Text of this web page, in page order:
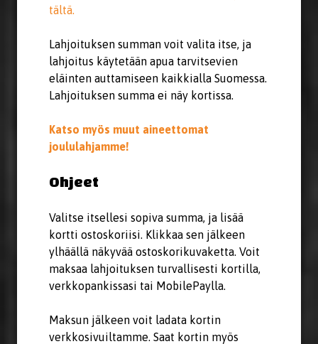
tältä.
Lahjoituksen summan voit valita itse, ja
lahjoitus käytetään apua tarvitsevien
eläinten auttamiseen kaikkialla Suomessa.
Lahjoituksen summa ei näy kortissa.
Katso myös muut aineettomat
joululahjamme!
Ohjeet
Valitse itsellesi sopiva summa, ja lisää
kortti ostoskoriisi. Klikkaa sen jälkeen
ylhäällä näkyvää ostoskorikuvaketta. Voit
maksaa lahjoituksen turvallisesti kortilla,
verkkopankissasi tai MobilePaylla.
Maksun jälkeen voit ladata kortin
verkkosivuiltamme. Saat kortin myös